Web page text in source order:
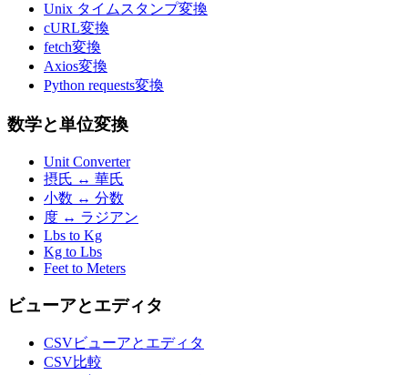
Unix タイムスタンプ変換
cURL変換
fetch変換
Axios変換
Python requests変換
数学と単位変換
Unit Converter
摂氏 ↔ 華氏
小数 ↔ 分数
度 ↔ ラジアン
Lbs to Kg
Kg to Lbs
Feet to Meters
ビューアとエディタ
CSVビューアとエディタ
CSV比較